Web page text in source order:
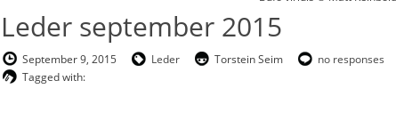
Leder september 2015
September 9, 2015 Leder Torstein Seim
no responses
Tagged with: